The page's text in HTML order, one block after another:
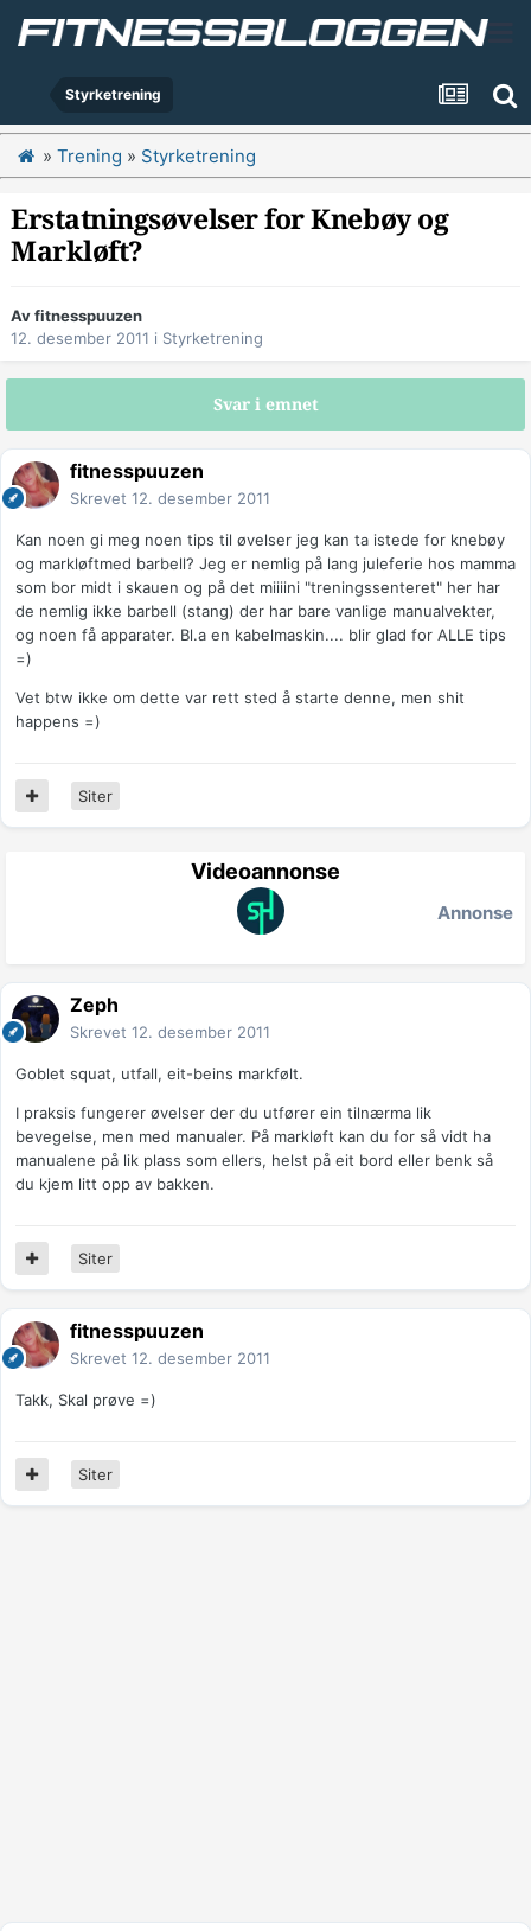
Styrketrening
» Trening » Styrketrening
Erstatningsøvelser for Knebøy og
Markløft?
Avfitnesspuuzen
12. desember 2011 i Styrketrening
Svar i emnet
fitnesspuuzen
Skrevet 12. desember 2011
Kan noen gi meg noen tips til øvelser jeg kan ta istede for knebøy
og markløftmed barbell? Jeg er nemlig på lang juleferie hos mamma
som bor midt i skauen og på det miiiini "treningssenteret" her har
de nemlig ikke barbell (stang) der har bare vanlige manualvekter,
og noen få apparater. Bl.a en kabelmaskin.... blir glad for ALLE tips
=)
Vet btw ikke om dette var rett sted å starte denne, men shit
happens =)
Siter
Videoannonse
Annonse
Zeph
Skrevet 12. desember 2011
Goblet squat, utfall, eit-beins markfølt.
I praksis fungerer øvelser der du utfører ein tilnærma lik
bevegelse, men med manualer. På markløft kan du for så vidt ha
manualene på lik plass som ellers, helst på eit bord eller benk så
du kjem litt opp av bakken.
Siter
fitnesspuuzen
Skrevet 12. desember 2011
Takk, Skal prøve =)
Siter